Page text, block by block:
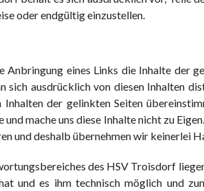
oder endgültig einzustellen.
eines Links die Inhalte der
sich ausdrücklich von diesen Inhalten
der gelinkten Seiten
mache uns diese Inhalte nicht zu
und deshalb übernehmen wir keinerlei
des HSV Troisdorf
und es ihm technisch möglich und